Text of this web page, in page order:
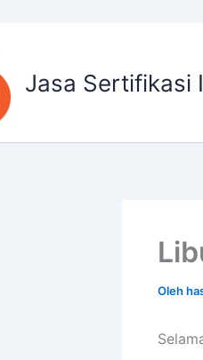
Jasa Sertifikasi
Oleh